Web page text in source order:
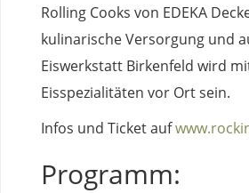
Rolling Cooks von EDEKA
kulinarische Versorgung und
Eiswerkstatt Birkenfeld wird
Eisspezialitäten vor Ort sein.
Infos und Ticket auf
Programm: